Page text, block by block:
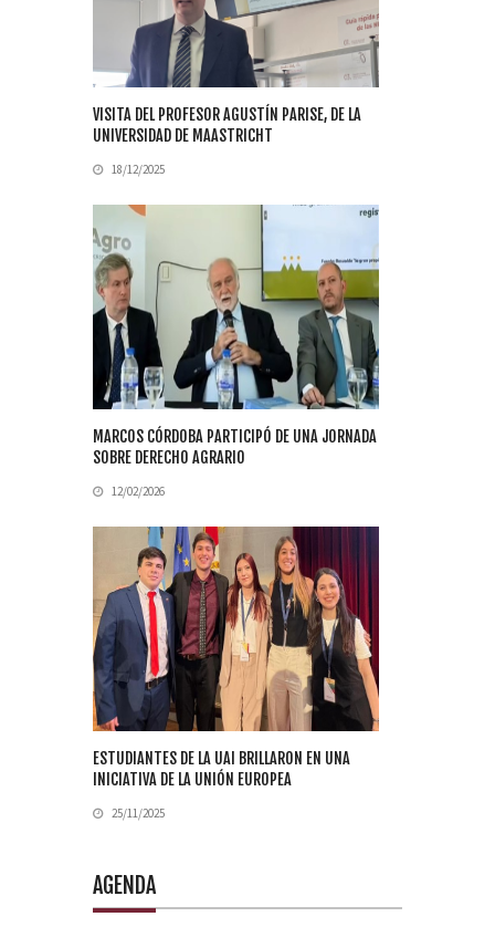
VISITA DEL PROFESOR AGUSTÍN PARISE, DE LA
UNIVERSIDAD DE MAASTRICHT
18/12/2025
MARCOS CÓRDOBA PARTICIPÓ DE UNA JORNADA
SOBRE DERECHO AGRARIO
12/02/2026
ESTUDIANTES DE LA UAI BRILLARON EN UNA
INICIATIVA DE LA UNIÓN EUROPEA
25/11/2025
AGENDA